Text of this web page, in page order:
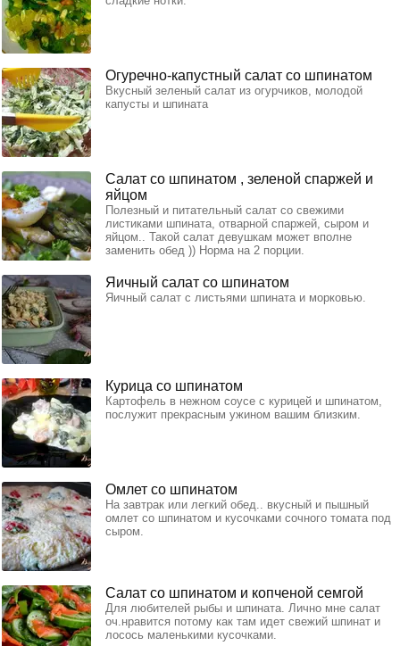
Огуречно-капустный салат со шпинатом
Вкусный зеленый салат из огурчиков, молодой
капусты и шпината
Салат со шпинатом , зеленой спаржей и
яйцом
Полезный и питательный салат со свежими
листиками шпината, отварной спаржей, сыром и
яйцом.. Такой салат девушкам может вполне
заменить обед )) Норма на 2 порции.
Яичный салат со шпинатом
Яичный салат с листьями шпината и морковью.
Курица со шпинатом
Картофель в нежном соусе с курицей и шпинатом,
послужит прекрасным ужином вашим близким.
Омлет со шпинатом
На завтрак или легкий обед.. вкусный и пышный
омлет со шпинатом и кусочками сочного томата под
сыром.
Салат со шпинатом и копченой семгой
Для любителей рыбы и шпината. Лично мне салат
оч.нравится потому как там идет свежий шпинат и
лосось маленькими кусочками.